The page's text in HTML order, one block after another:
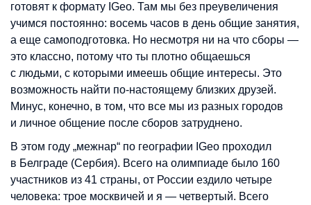
готовят к формату IGeo. Там мы без преувеличения
учимся постоянно: восемь часов в день общие занятия,
а еще самоподготовка. Но несмотря ни на что сборы —
это классно, потому что ты плотно общаешься
с людьми, с которыми имеешь общие интересы. Это
возможность найти по-настоящему близких друзей.
Минус, конечно, в том, что все мы из разных городов
и личное общение после сборов затруднено.
В этом году „межнар“ по географии IGeo проходил
в Белграде (Сербия). Всего на олимпиаде было 160
участников из 41 страны, от России ездило четыре
человека: трое москвичей и я — четвертый. Всего